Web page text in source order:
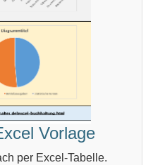
Vorlage
per Excel-Tabelle.